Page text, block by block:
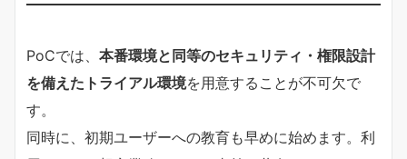
PoCでは、 本番環境と同等のセキュリティ・権限設計
を備えたトライアル環境を用意することが不可欠で
す。
同時に、初期ユーザーへの教育も早めに始めます。利